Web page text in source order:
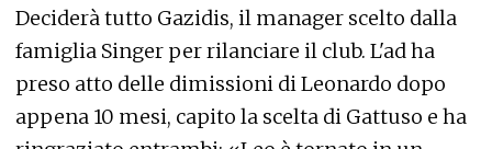
Deciderà tutto Gazidis, il manager scelto dalla
famiglia Singer per rilanciare il club. L'ad ha
preso atto delle dimissioni di Leonardo dopo
appena 10 mesi, capito la scelta di Gattuso e ha